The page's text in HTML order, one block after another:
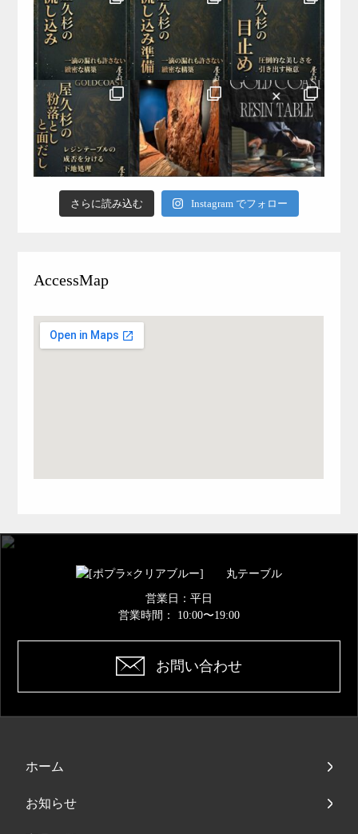
さらに読み込む Instagram でフォロー
AccessMap
営業日：平日
営業時間：
10:00〜19:00
お問い合わせ
ホーム
お知らせ